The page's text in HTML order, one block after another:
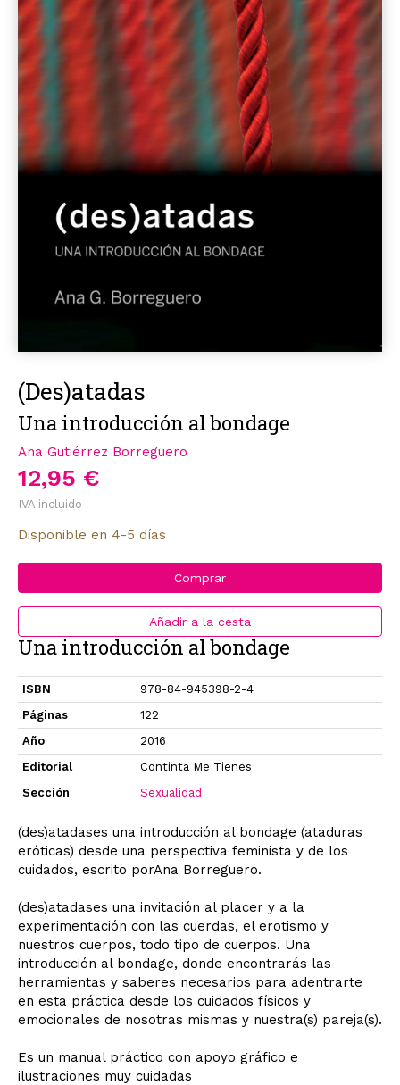
(Des)atadas
Una introducción al bondage
Ana Gutiérrez Borreguero
12,95 €
IVA incluido
Disponible en 4-5 días
Comprar
Añadir a la cesta
Una introducción al bondage
ISBN
978-84-945398-2-4
Páginas
122
Año
2016
Editorial
Continta Me Tienes
Sección
Sexualidad
(des)atadases una introducción al bondage (ataduras
eróticas) desde una perspectiva feminista y de los
cuidados, escrito porAna Borreguero.
(des)atadases una invitación al placer y a la
experimentación con las cuerdas, el erotismo y
nuestros cuerpos, todo tipo de cuerpos. Una
introducción al bondage, donde encontrarás las
herramientas y saberes necesarios para adentrarte
en esta práctica desde los cuidados físicos y
emocionales de nosotras mismas y nuestra(s) pareja(s).
Es un manual práctico con apoyo gráfico e
ilustraciones muy cuidadas